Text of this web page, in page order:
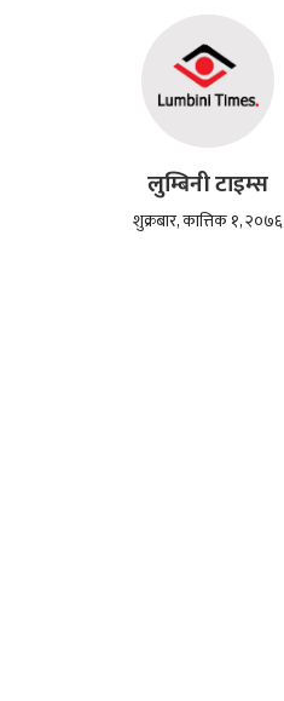
लुम्बिनी टाइम्स
शुक्रबार, कात्तिक १, २०७६